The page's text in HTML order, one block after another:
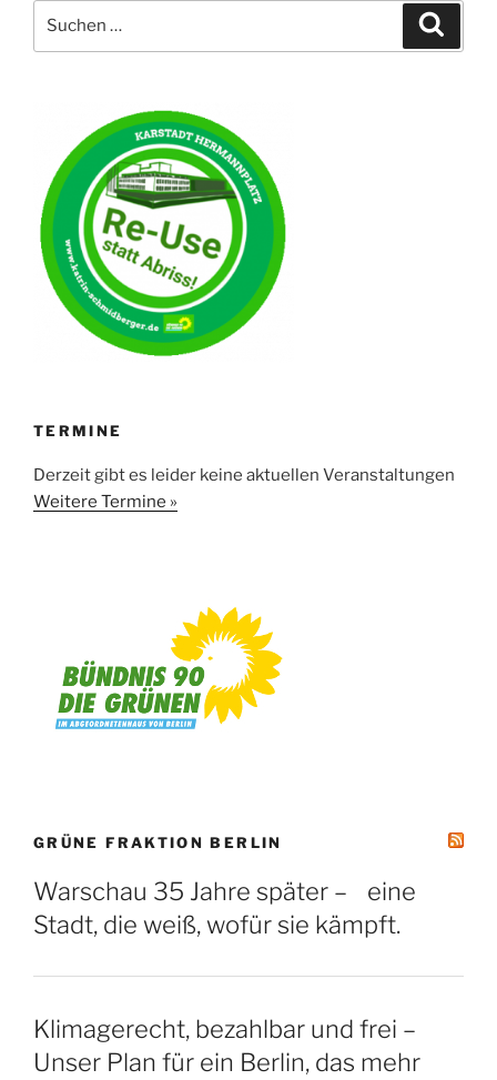
nach:
TERMINE
Derzeit gibt es leider keine aktuellen Veranstaltungen
Weitere Termine »
GRÜNE FRAKTION BERLIN
Warschau 35 Jahre später – eine
Stadt, die weiß, wofür sie kämpft.
Klimagerecht, bezahlbar und frei –
Unser Plan für ein Berlin, das mehr